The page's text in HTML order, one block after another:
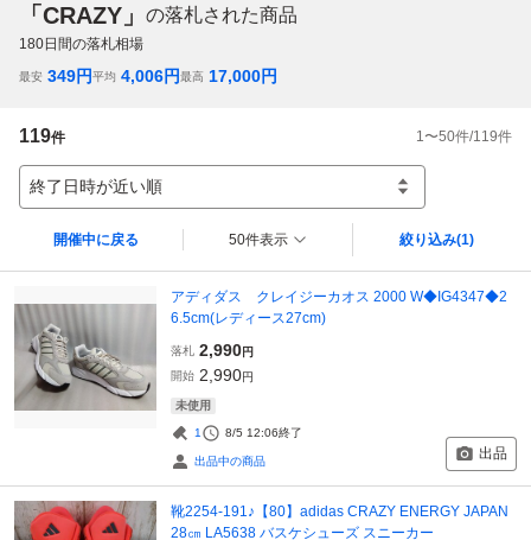
「CRAZY」 の落札された商品
180日間の落札相場
最安 349円平均 4,006円最高 17,000円
119件 1 〜50件/119件
終了日時が近い順
開催中に戻る 50件表示 絞り込み(1)
アディダス クレイジーカオス 2000 W◆IG4347◆2
6.5cm(レディース27cm)
落札 2,990円
開始 2,990円
未使用
1 8/5 12:06終了
出品中の商品 出品
靴2254-191♪【80】adidas CRAZY ENERGY JAPAN
28㎝ LA5638 バスケシューズ スニーカー